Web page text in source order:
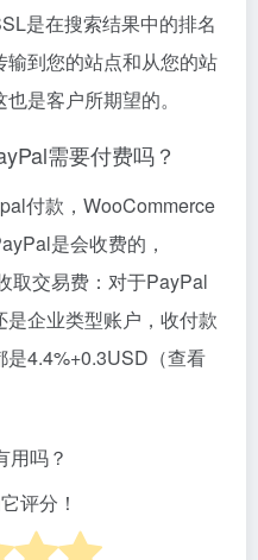
是在搜索结果中的排名
到您的站点和从您的站
是客户所期望的。
需要付费吗？
付款，WooCommerce
是会收费的，
取交易费：对于PayPal
企业类型账户，收付款
4.4%+0.3USD（查看
用吗？
评分！